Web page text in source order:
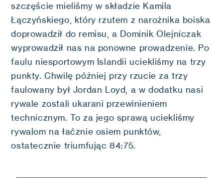
szczęście mieliśmy w składzie Kamila
Łączyńskiego, który rzutem z narożnika boiska
doprowadził do remisu, a Dominik Olejniczak
wyprowadził nas na ponowne prowadzenie. Po
faulu niesportowym Islandii uciekliśmy na trzy
punkty. Chwilę później przy rzucie za trzy
faulowany był Jordan Loyd, a w dodatku nasi
rywale zostali ukarani przewinieniem
technicznym. To za jego sprawą uciekliśmy
rywalom na łaćznie osiem punktów,
ostatecznie triumfując 84:75.